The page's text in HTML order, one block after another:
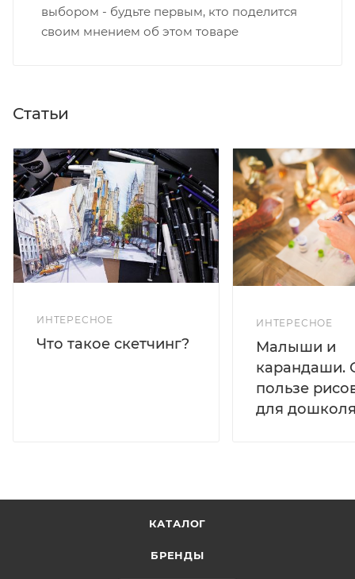
выбором - будьте первым, кто поделится
своим мнением об этом товаре
Статьи
ИНТЕРЕСНОЕ
Что такое скетчинг?
ИНТЕРЕСНОЕ
Малыши и
карандаши.
пользе
для
КАТАЛОГ
БРЕНДЫ